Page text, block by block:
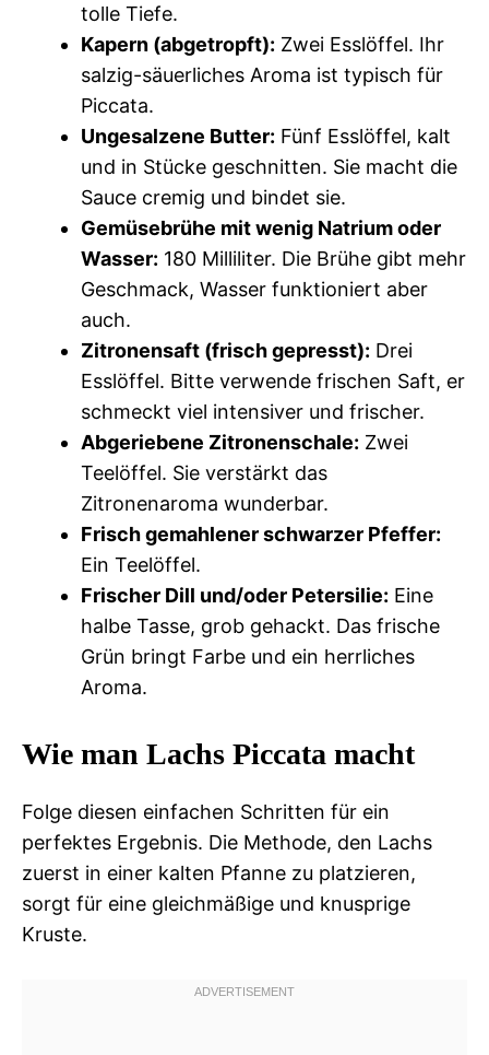
tolle Tiefe.
Kapern (abgetropft): Zwei Esslöffel. Ihr
salzig-säuerliches Aroma ist typisch für
Piccata.
Ungesalzene Butter: Fünf Esslöffel, kalt
und in Stücke geschnitten. Sie macht die
Sauce cremig und bindet sie.
Gemüsebrühe mit wenig Natrium oder
Wasser: 180 Milliliter. Die Brühe gibt mehr
Geschmack, Wasser funktioniert aber
auch.
Zitronensaft (frisch gepresst): Drei
Esslöffel. Bitte verwende frischen Saft, er
schmeckt viel intensiver und frischer.
Abgeriebene Zitronenschale: Zwei
Teelöffel. Sie verstärkt das
Zitronenaroma wunderbar.
Frisch gemahlener schwarzer Pfeffer:
Ein Teelöffel.
Frischer Dill und/oder Petersilie: Eine
halbe Tasse, grob gehackt. Das frische
Grün bringt Farbe und ein herrliches
Aroma.
Wie man Lachs Piccata macht
Folge diesen einfachen Schritten für ein
perfektes Ergebnis. Die Methode, den Lachs
zuerst in einer kalten Pfanne zu platzieren,
sorgt für eine gleichmäßige und knusprige
Kruste.